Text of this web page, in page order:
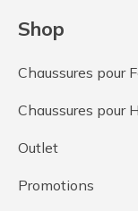
Shop
Chaussures pour
Chaussures pour
Outlet
Promotions